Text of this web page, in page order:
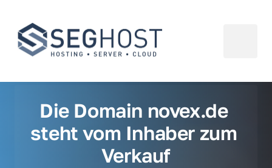
Die Domain novex.de
steht vom Inhaber zum
Verkauf